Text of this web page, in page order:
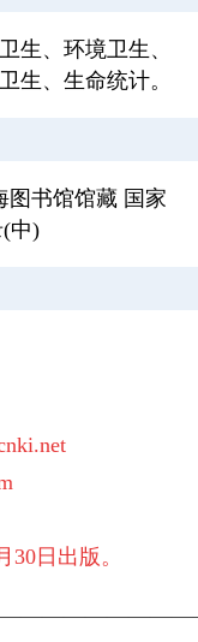
生、环境卫生、
生、生命统计。
图书馆馆藏 国家
中)
日出版。